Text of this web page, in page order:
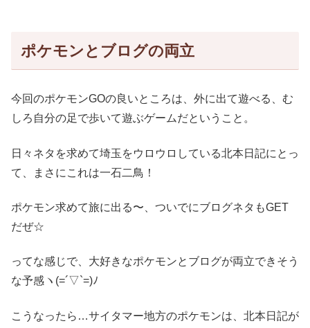
ポケモンとブログの両立
今回のポケモンGOの良いところは、外に出て遊べる、む
しろ自分の足で歩いて遊ぶゲームだということ。
日々ネタを求めて埼玉をウロウロしている北本日記にとっ
て、まさにこれは一石二鳥！
ポケモン求めて旅に出る〜、ついでにブログネタもGET
だぜ☆
ってな感じで、大好きなポケモンとブログが両立できそう
な予感ヽ(=´▽`=)ﾉ
こうなったら…サイタマー地方のポケモンは、北本日記が